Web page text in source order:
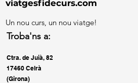
viatgesfidecurs.com
Un nou curs, un nou viatge!
Troba'ns a:
Ctra. de Juià, 82
17460 Celrà
(Girona)